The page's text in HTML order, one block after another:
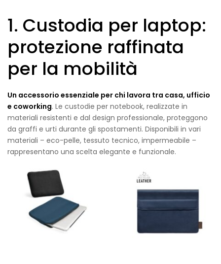
1. Custodia per laptop:
protezione raffinata
per la mobilità
Un accessorio essenziale per chi lavora tra casa, ufficio
e coworking. Le custodie per notebook, realizzate in
materiali resistenti e dal design professionale, proteggono
da graffi e urti durante gli spostamenti. Disponibili in vari
materiali – eco-pelle, tessuto tecnico, impermeabile –
rappresentano una scelta elegante e funzionale.